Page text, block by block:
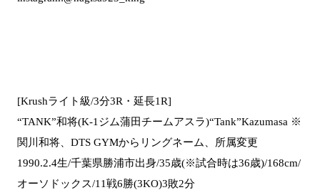
[Krushライト級/3分3R・延長1R]
“TANK”和将(K-1ジム蒲田チームアスラ)“Tank”Kazumasa ※
関川和将、DTS GYMからリングネーム、所属変更
1990.2.4生/千葉県勝浦市出身/35歳(※試合時は36歳)/168cm/
オーソドックス/11戦6勝(3KO)3敗2分